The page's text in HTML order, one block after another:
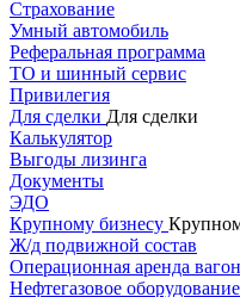
Страхование
Умный автомобиль
Реферальная программа
ТО и шинный сервис
Привилегия
Для сделки Для сделки
Калькулятор
Выгоды лизинга
Документы
ЭДО
Крупному бизнесу
Ж/д подвижной состав
Операционная аренда
Нефтегазовое оборудование